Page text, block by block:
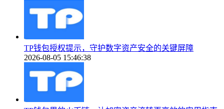
TP钱包授权提示，守护数字资产安全的关键屏障
2026-08-05 15:46:38